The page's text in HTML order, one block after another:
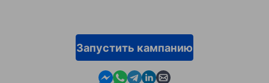
Запустить кампанию
Contact us in Messenger
Contact us in WhatsApp
Contact us in Telegram
Contact us in Linkedin
Contact us by email